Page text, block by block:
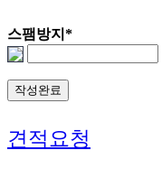
스팸방지 *
견적요청